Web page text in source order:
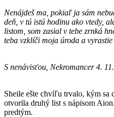
Nenájdeš ma, pokiaľ ja sám
deň, v tú istú hodinu ako vtedy,
listom, som zasial v tebe zrnká
teba vzklíči moja úroda a
S nenávisťou, Nekromancer 4.
Sheile ešte chvíľu trvalo, kým sa
otvorila druhý list s nápisom
predtým.